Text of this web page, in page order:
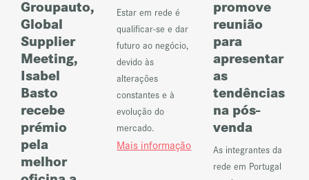
Groupauto,
Global
Supplier
Meeting,
Isabel
Basto
recebe
prémio
pela
melhor
Estar em rede é
qualificar-se e dar
futuro ao negócio,
devido às
alterações
constantes e à
evolução do
mercado.
Mais informação
promove
reunião
para
apresentar
as
tendências
na pós-
venda
As integrantes da
rede em Portugal